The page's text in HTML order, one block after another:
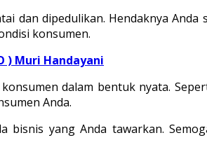
dan dipedulikan. Hendaknya
konsumen.
) Muri Handayani
dalam bentuk nyata.
Anda.
yang Anda tawarkan.